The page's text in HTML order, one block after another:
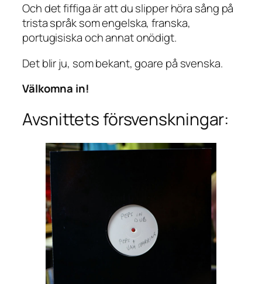
Och det fiffiga är att du slipper höra sång på
trista språk som engelska, franska,
portugisiska och annat onödigt.
Det blir ju, som bekant, goare på svenska.
Välkomna in!
Avsnittets försvenskningar: